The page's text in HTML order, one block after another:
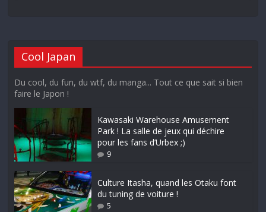
Cool Japan
Du cool, du fun, du wtf, du manga... Tout ce que sait si bien
faire le Japon !
Kawasaki Warehouse Amusement
Park ! La salle de jeux qui déchire
pour les fans d’Urbex ;)
9
Culture Itasha, quand les Otaku font
du tuning de voiture !
5